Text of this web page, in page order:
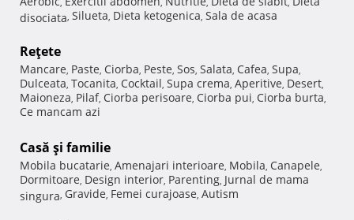
disociata, Silueta, Dieta ketogenica, Sala de acasa
Reţete
Mancare, Paste, Ciorba, Peste, Sos, Salata, Cafea, Supa,
Dulceata, Tocanita, Cocktail, Supa crema, Aperitive, Desert,
Maioneza, Pilaf, Ciorba perisoare, Ciorba pui, Ciorba burta,
Ce mancam azi
Casă şi familie
Mobila bucatarie, Amenajari interioare, Mobila, Canapele,
Dormitoare, Design interior, Parenting, Jurnal de mama
singura, Gravide, Femei curajoase, Autism